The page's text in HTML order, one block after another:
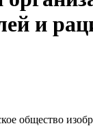
и
общество